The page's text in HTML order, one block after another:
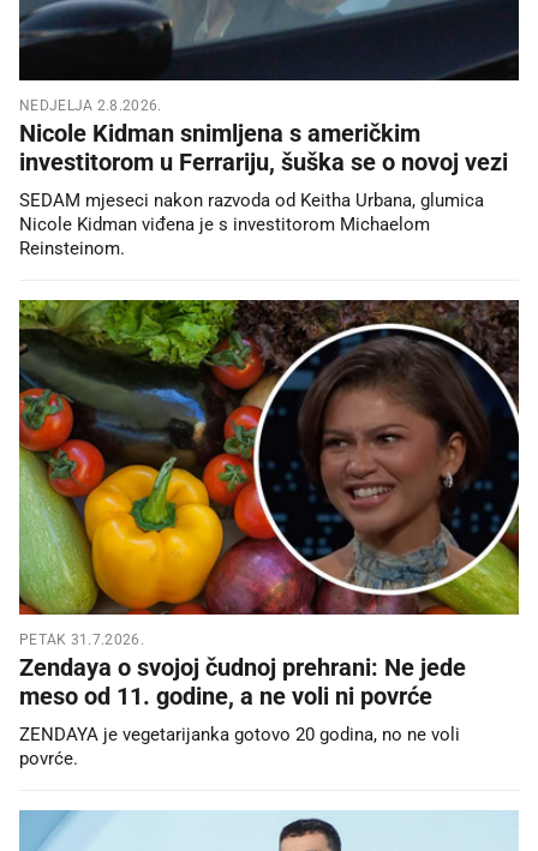
NEDJELJA 2.8.2026.
Nicole Kidman snimljena s američkim
investitorom u Ferrariju, šuška se o novoj vezi
SEDAM mjeseci nakon razvoda od Keitha Urbana, glumica
Nicole Kidman viđena je s investitorom Michaelom
Reinsteinom.
PETAK 31.7.2026.
Zendaya o svojoj čudnoj prehrani: Ne jede
meso od 11. godine, a ne voli ni povrće
ZENDAYA je vegetarijanka gotovo 20 godina, no ne voli
povrće.